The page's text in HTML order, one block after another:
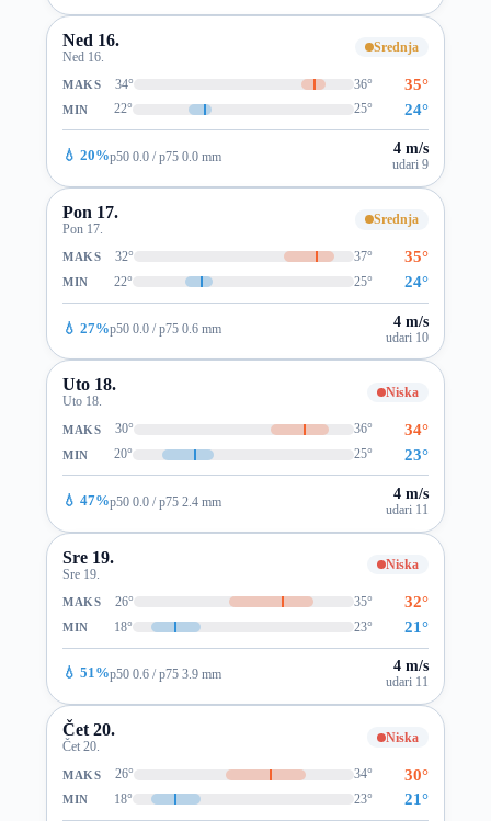
Ned 16.
Ned 16.
Srednja
MAKS 34° 36° 35°
MIN 22° 25° 24°
💧 20%p50 0.0 / p75 0.0 mm 4 m/s
udari 9
Pon 17.
Pon 17.
Srednja
MAKS 32° 37° 35°
MIN 22° 25° 24°
💧 27%p50 0.0 / p75 0.6 mm 4 m/s
udari 10
Uto 18.
Uto 18.
Niska
MAKS 30° 36° 34°
MIN 20° 25° 23°
💧 47%p50 0.0 / p75 2.4 mm 4 m/s
udari 11
Sre 19.
Sre 19.
Niska
MAKS 26° 35° 32°
MIN 18° 23° 21°
💧 51%p50 0.6 / p75 3.9 mm 4 m/s
udari 11
Čet 20.
Čet 20.
Niska
MAKS 26° 34° 30°
MIN 18° 23° 21°